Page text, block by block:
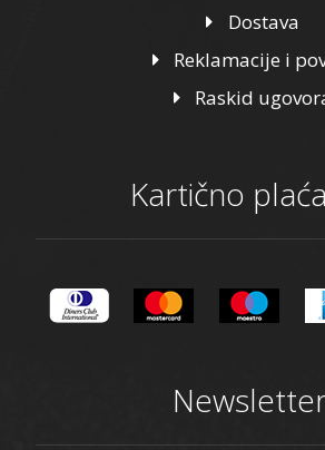
Dostava
Reklamacije i
Raskid
Kartično